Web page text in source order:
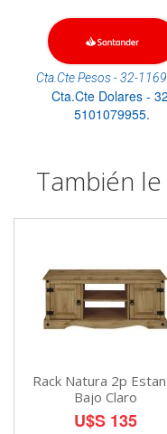
Cta.Cte Pesos - 32-
Cta.Cte Dolares -
5101079955.
También
Rack Natura 2p
Bajo Claro
U$S 135